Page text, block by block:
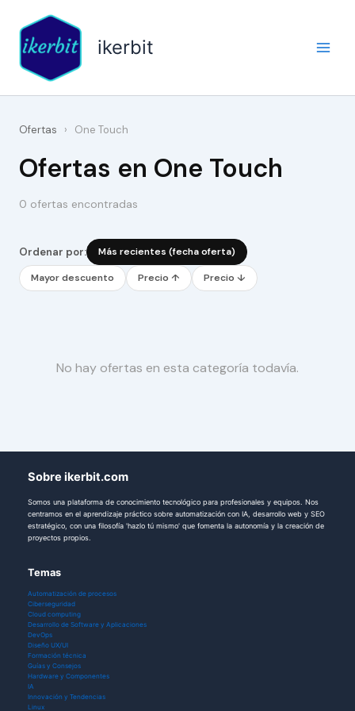
contenido
ikerbit
Ofertas › One Touch
Ofertas en One Touch
0 ofertas encontradas
Ordenar por: Más recientes (fecha oferta)
Mayor descuento Precio ↑ Precio ↓
No hay ofertas en esta categoría todavía.
Sobre ikerbit.com
Somos una plataforma de conocimiento tecnológico para profesionales y equipos. Nos
centramos en el aprendizaje práctico sobre automatización con IA, desarrollo web y SEO
estratégico, con una filosofía 'hazlo tú mismo' que fomenta la autonomía y la creación de
proyectos propios.
Temas
Automatización de procesos
Ciberseguridad
Cloud computing
Desarrollo de Software y Aplicaciones
DevOps
Diseño UX/UI
Formación técnica
Guías y Consejos
Hardware y Componentes
IA
Innovación y Tendencias
Linux